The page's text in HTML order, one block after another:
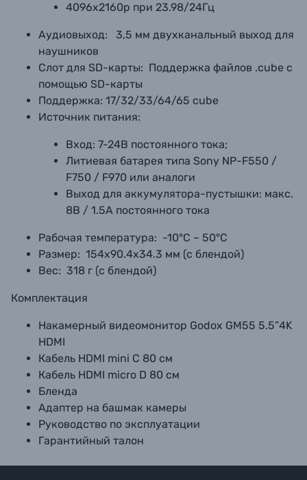
4096x2160p при 23.98/24Гц
Аудиовыход:
3,5 мм двухканальный выход для
наушников
Слот для SD-карты: Поддержка файлов .cube с
помощью SD-карты
Поддержка: 17/32/33/64/65 cube
Источник питания:
Вход: 7-24В постоянного тока;
Литиевая батарея типа Sony NP-F550 /
F750 / F970 или аналоги
Выход для аккумулятора-пустышки: макс.
8В / 1.5А постоянного тока
Рабочая температура: -10°C ~ 50°C
Размер: 154x90.4x34.3 мм (с блендой)
Вес: 318 г (с блендой)
Комплектация
Накамерный видеомонитор Godox GM55 5.5”4K
HDMI
Кабель HDMI mini C 80 см
Кабель HDMI micro D 80 см
Бленда
Адаптер на башмак камеры
Руководство по эксплуатации
Гарантийный талон